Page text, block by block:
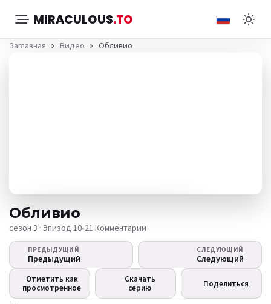
MIRACULOUS.TO
Заглавная Видео Обливио
воспроизводится?
В настоящее время это видео
недоступно
Обливио
сезон 3 · Эпизод 10•21 Комментарии
ПРЕДЫДУЩИЙ
Предыдущий
СЛЕДУЮЩИЙ
Следующий
Отметить как
просмотренное
Скачать
серию
Поделиться